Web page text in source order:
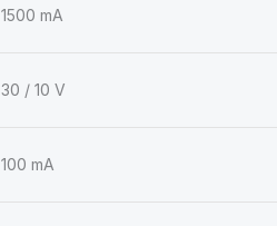
1500 mA
30 / 10 V
100 mA